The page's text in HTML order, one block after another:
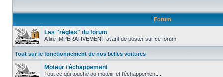
Forum
Les "règles" du forum
A lire IMPÉRATIVEMENT avant de poster sur ce forum
Tout sur le fonctionnement de nos belles voitures
Moteur / échappement
Tout ce qui touche au moteur et l'échappement...